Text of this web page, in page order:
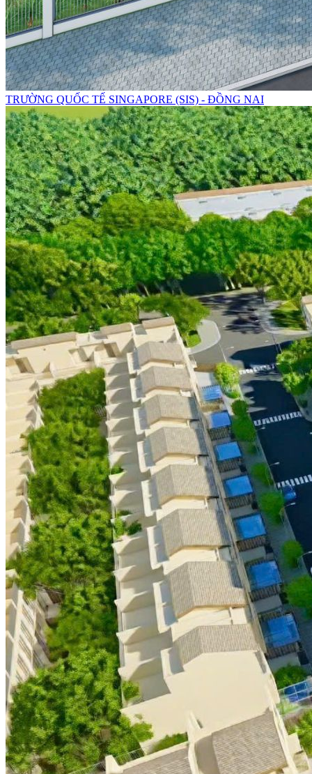
TRƯỜNG QUỐC TẾ SINGAPORE (SIS) - ĐỒNG NAI